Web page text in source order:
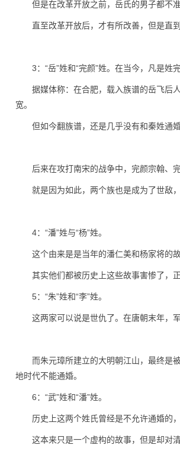
但是在改革开放之前，岳氏的男子都不
直至改革开放后，才有所改善，但是直
3：“岳”姓和“完颜”姓。在当今，凡是姓
据媒体称：在合肥，载入族谱的岳飞后
宽。
但如今翻族谱，还是几乎没有和秦姓通
后来在攻打南宋的战争中，完颜宗翰、
就是因为如此，两个族也是成为了世敌
4：“潘”姓与“杨”姓。
这个由来是是当年的潘仁美和杨家将的
其实他们都被历史上这些故事害惨了，
5：“朱”姓和“李”姓。
这两家可以说是世仇了。在唐朝末年，
而朱元璋所建立的大明朝江山，最终是
地时代不能通婚。
6：“武”姓和“潘”姓。
历史上这两个姓氏曾经是不允许通婚的
这本来只是一个虚构的故事，但是却对